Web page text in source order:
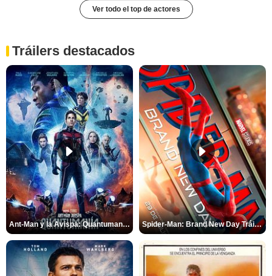
Ver todo el top de actores
Tráilers destacados
Ant-Man y la Avispa: Quantumanía Tráiler (2) Spider-Man: Brand New Day Tráiler (3)